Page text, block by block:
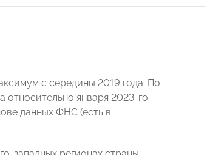
с середины 2019 года. По
относительно января 2023-го —
данных ФНС (есть в